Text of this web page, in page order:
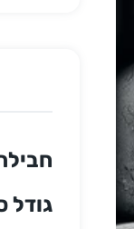
חבילה הכוללת 100 סליבים
גודל